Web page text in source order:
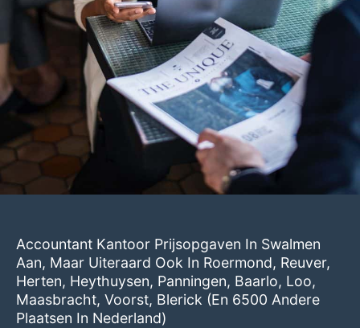
Accountant Kantoor Prijsopgaven In Swalmen
Aan, Maar Uiteraard Ook In Roermond, Reuver,
Herten, Heythuysen, Panningen, Baarlo, Loo,
Maasbracht, Voorst, Blerick (en 6500 Andere
Plaatsen In Nederland)